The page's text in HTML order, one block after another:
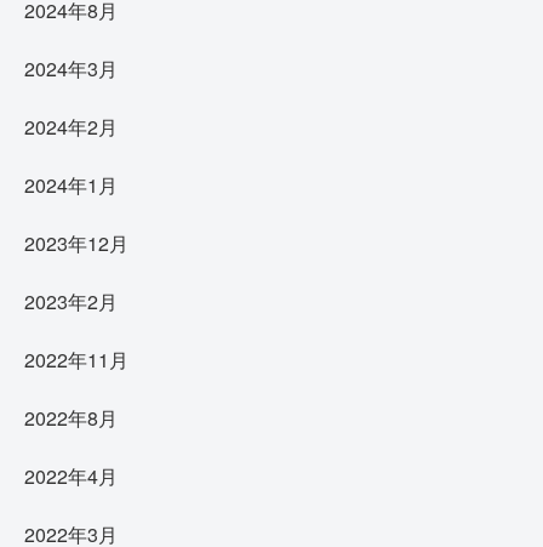
2024年8月
2024年3月
2024年2月
2024年1月
2023年12月
2023年2月
2022年11月
2022年8月
2022年4月
2022年3月